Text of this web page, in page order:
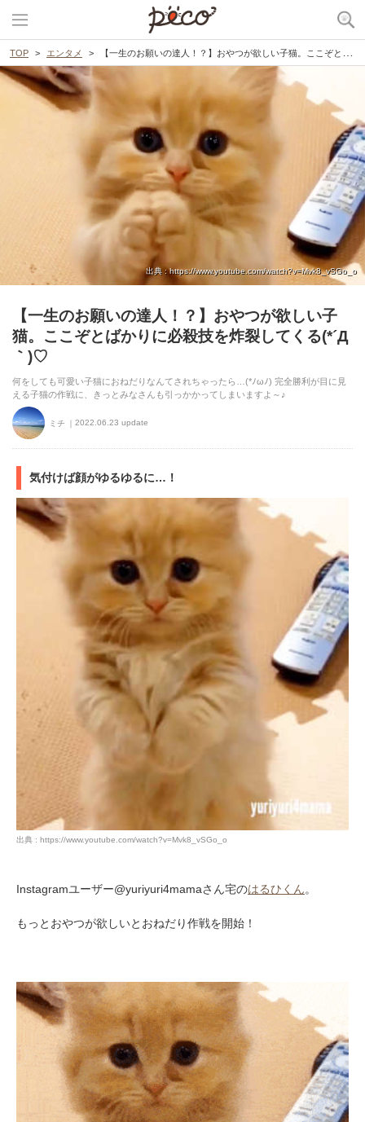
TOP エンタメ 【一生のお願いの達人！？】おやつが欲しい子猫。ここぞとばかりに必殺技を炸裂してくる(*´Д｀)♡
出典 : https://www.youtube.com/watch?v=Mvk8_vSGo_o
【一生のお願いの達人！？】おやつが欲しい子
猫。ここぞとばかりに必殺技を炸裂してくる(*´Д
｀)♡
何をしても可愛い子猫におねだりなんてされちゃったら…(*ﾉωﾉ) 完全勝利が目に見
える子猫の作戦に、きっとみなさんも引っかかってしまいますよ～♪
ミチ 2022.06.23 update
気付けば顔がゆるゆるに…！
出典 : https://www.youtube.com/watch?v=Mvk8_vSGo_o
Instagramユーザー@yuriyuri4mamaさん宅のはるひくん。
もっとおやつが欲しいとおねだり作戦を開始！